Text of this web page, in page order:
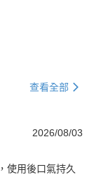
查看全部
2026/08/03
使用後口氣持久